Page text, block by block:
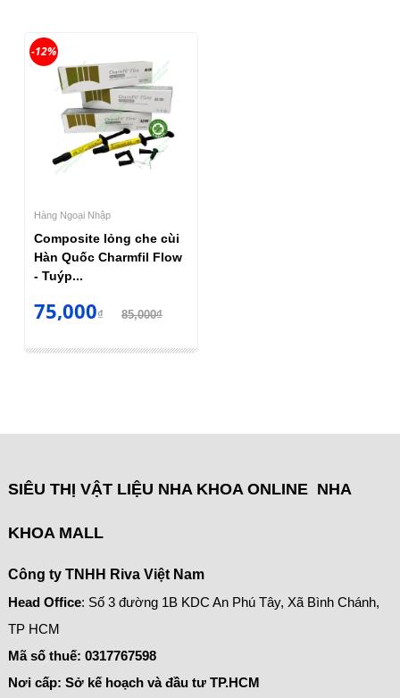
Hàng Ngoại Nhập
Composite lỏng che cùi
Hàn Quốc Charmfil Flow
- Tuýp...
75,000₫ 85,000₫
-12%
SIÊU THỊ VẬT LIỆU NHA KHOA ONLINE NHA
KHOA MALL
Công ty TNHH Riva Việt Nam
Head Office: Số 3 đường 1B KDC An Phú Tây, Xã Bình Chánh,
TP HCM
Mã số thuế: 0317767598
Nơi cấp: Sở kế hoạch và đầu tư TP.HCM